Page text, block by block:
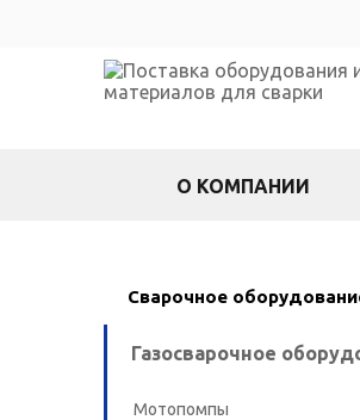
О КОМПАНИИ
Сварочное
Газосварочное
Мотопомпы